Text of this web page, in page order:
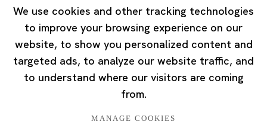
7 Lock Road, #02-13 Gillman Barracks
Singapore 108935
Tuesday - Saturday 11:00 - 19:00
Closed on Mondays, Sundays and Public Holidays
We use cookies and other tracking technologies
to improve your browsing experience on our
website, to show you personalized content and
targeted ads, to analyze our website traffic, and
to understand where our visitors are coming
from.
MANAGE COOKIES